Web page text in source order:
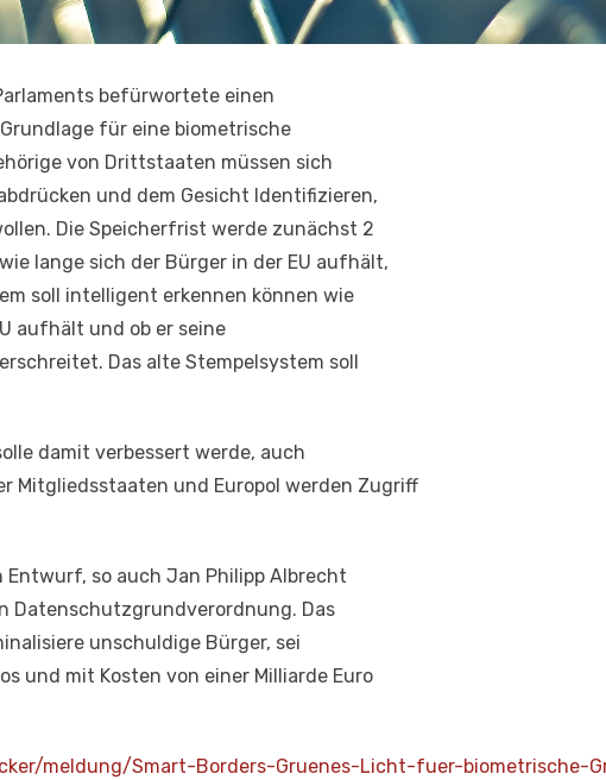
befürwortete einen
für eine biometrische
von Drittstaaten müssen sich
und dem Gesicht Identifizieren,
Die Speicherfrist werde zunächst 2
lange sich der Bürger in der EU aufhält,
soll intelligent erkennen können wie
aufhält und ob er seine
Das alte Stempelsystem soll
damit verbessert werde, auch
Mitgliedsstaaten und Europol werden Zugriff
so auch Jan Philipp Albrecht
Datenschutzgrundverordnung. Das
unschuldige Bürger, sei
und mit Kosten von einer Milliarde Euro
meldung/Smart-Borders-Gruenes-Licht-fuer-biometrische-